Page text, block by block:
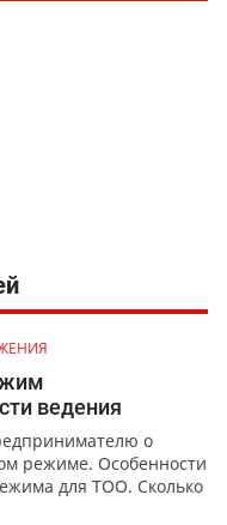
ведения
о
режиме. Особенности
для ТОО. Сколько
ТОО ОУР. Как